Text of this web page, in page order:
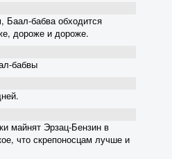
бабва обходится
дороже и дороже.
бабвы
майнят Эрзац-Бензин в
что скрепоносцам лучше и